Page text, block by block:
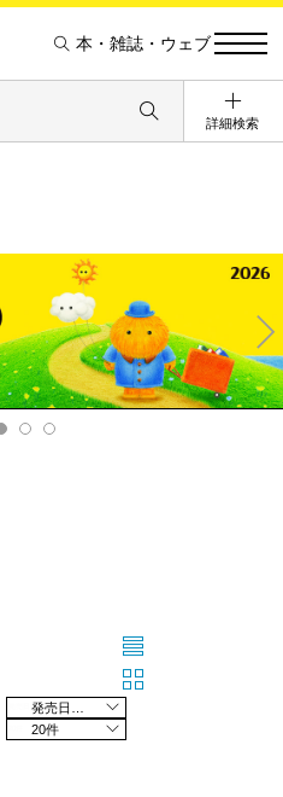
本・雑誌・ウェブ
詳細検索
Ne
xt
20件